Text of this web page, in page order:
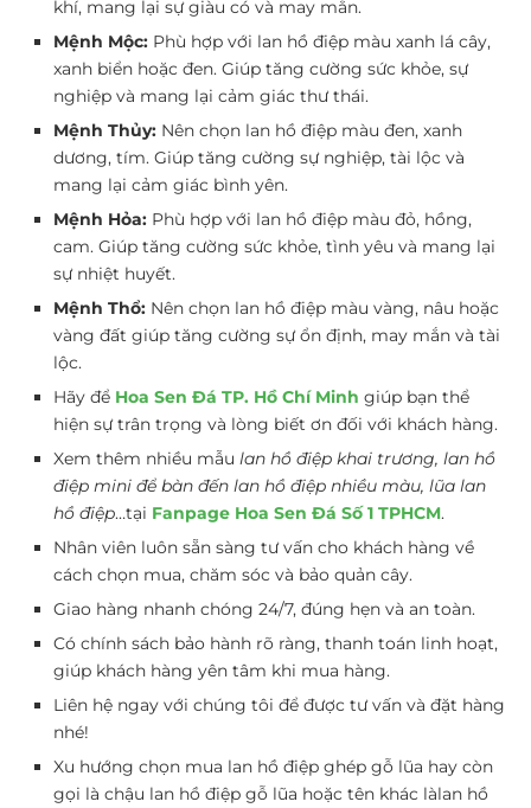
khí, mang lại sự giàu có và may mắn.
Mệnh Mộc: Phù hợp với lan hồ điệp màu xanh lá cây,
xanh biển hoặc đen. Giúp tăng cường sức khỏe, sự
nghiệp và mang lại cảm giác thư thái.
Mệnh Thủy: Nên chọn lan hồ điệp màu đen, xanh
dương, tím. Giúp tăng cường sự nghiệp, tài lộc và
mang lại cảm giác bình yên.
Mệnh Hỏa: Phù hợp với lan hồ điệp màu đỏ, hồng,
cam. Giúp tăng cường sức khỏe, tình yêu và mang lại
sự nhiệt huyết.
Mệnh Thổ: Nên chọn lan hồ điệp màu vàng, nâu hoặc
vàng đất giúp tăng cường sự ổn định, may mắn và tài
lộc.
Hãy để Hoa Sen Đá TP. Hồ Chí Minh giúp bạn thể
hiện sự trân trọng và lòng biết ơn đối với khách hàng.
Xem thêm nhiều mẫu lan hồ điệp khai trương, lan hồ
điệp mini để bàn đến lan hồ điệp nhiều màu, lũa lan
hồ điệp…tại Fanpage Hoa Sen Đá Số 1 TPHCM.
Nhân viên luôn sẵn sàng tư vấn cho khách hàng về
cách chọn mua, chăm sóc và bảo quản cây.
Giao hàng nhanh chóng 24/7, đúng hẹn và an toàn.
Có chính sách bảo hành rõ ràng, thanh toán linh hoạt,
giúp khách hàng yên tâm khi mua hàng.
Liên hệ ngay với chúng tôi để được tư vấn và đặt hàng
nhé!
Xu hướng chọn mua lan hồ điệp ghép gỗ lũa hay còn
gọi là chậu lan hồ điệp gỗ lũa hoặc tên khác làlan hồ